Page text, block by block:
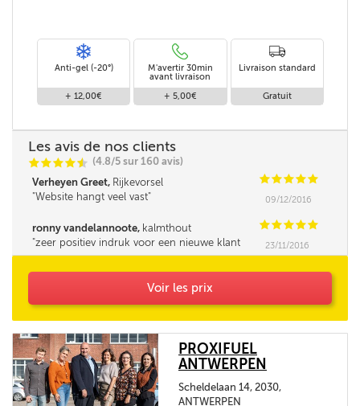
Anti-gel (-20°)
+ 12,00€
M'avertir 30min
avant livraison
+ 5,00€
Livraison standard
Gratuit
Les avis de nos clients
CCCCi
@ (4.8/5 sur 160 avis)
Verheyen Greet, Rijkevorsel CCCCC
Website hangt veel vast
09/12/2016
ronny vandelannoote, kalmthout CCCCC
zeer positiev indruk voor een nieuwe klant
bedankt
23/11/2016
Voir les prix
PROXIFUEL
ANTWERPEN
Scheldelaan 14, 2030,
ANTWERPEN